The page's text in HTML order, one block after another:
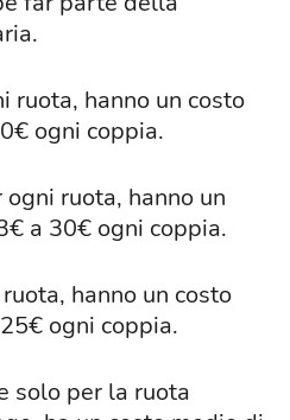
ruota, hanno un costo
ogni coppia.
ogni ruota, hanno un
a 30€ ogni coppia.
hanno un costo
ogni coppia.
solo per la ruota